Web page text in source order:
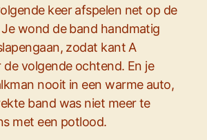
keer afspelen net op de
wond de band handmatig
zodat kant A
volgende ochtend. En je
nooit in een warme auto,
band was niet meer te
met een potlood.